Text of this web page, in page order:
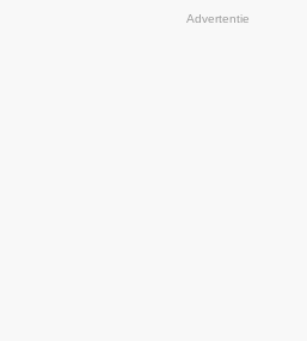
Advertentie